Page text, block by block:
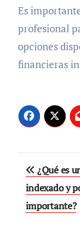
Es
profesional
opciones
financieras
de
¿Qué es
indexado y
importante?